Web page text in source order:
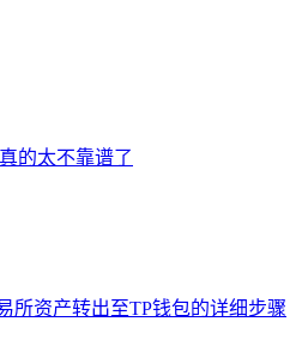
的太不靠谱了
所资产转出至TP钱包的详细步骤